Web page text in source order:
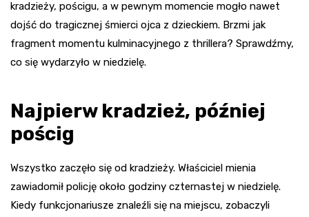
kradzieży, pościgu, a w pewnym momencie mogło nawet
dojść do tragicznej śmierci ojca z dzieckiem. Brzmi jak
fragment momentu kulminacyjnego z thrillera? Sprawdźmy,
co się wydarzyło w niedzielę.
Najpierw kradzież, później
pościg
Wszystko zaczęło się od kradzieży. Właściciel mienia
zawiadomił policję około godziny czternastej w niedzielę.
Kiedy funkcjonariusze znaleźli się na miejscu, zobaczyli